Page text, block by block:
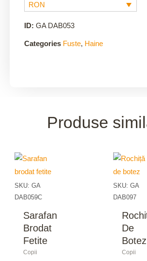
RON
ID: GA DAB053
Categories Fuste, Haine
Produse
SKU: GA
DAB059C
Sarafan
Brodat
Fetite
Copii
SKU: GA
DAB097
De
Botez
Copii